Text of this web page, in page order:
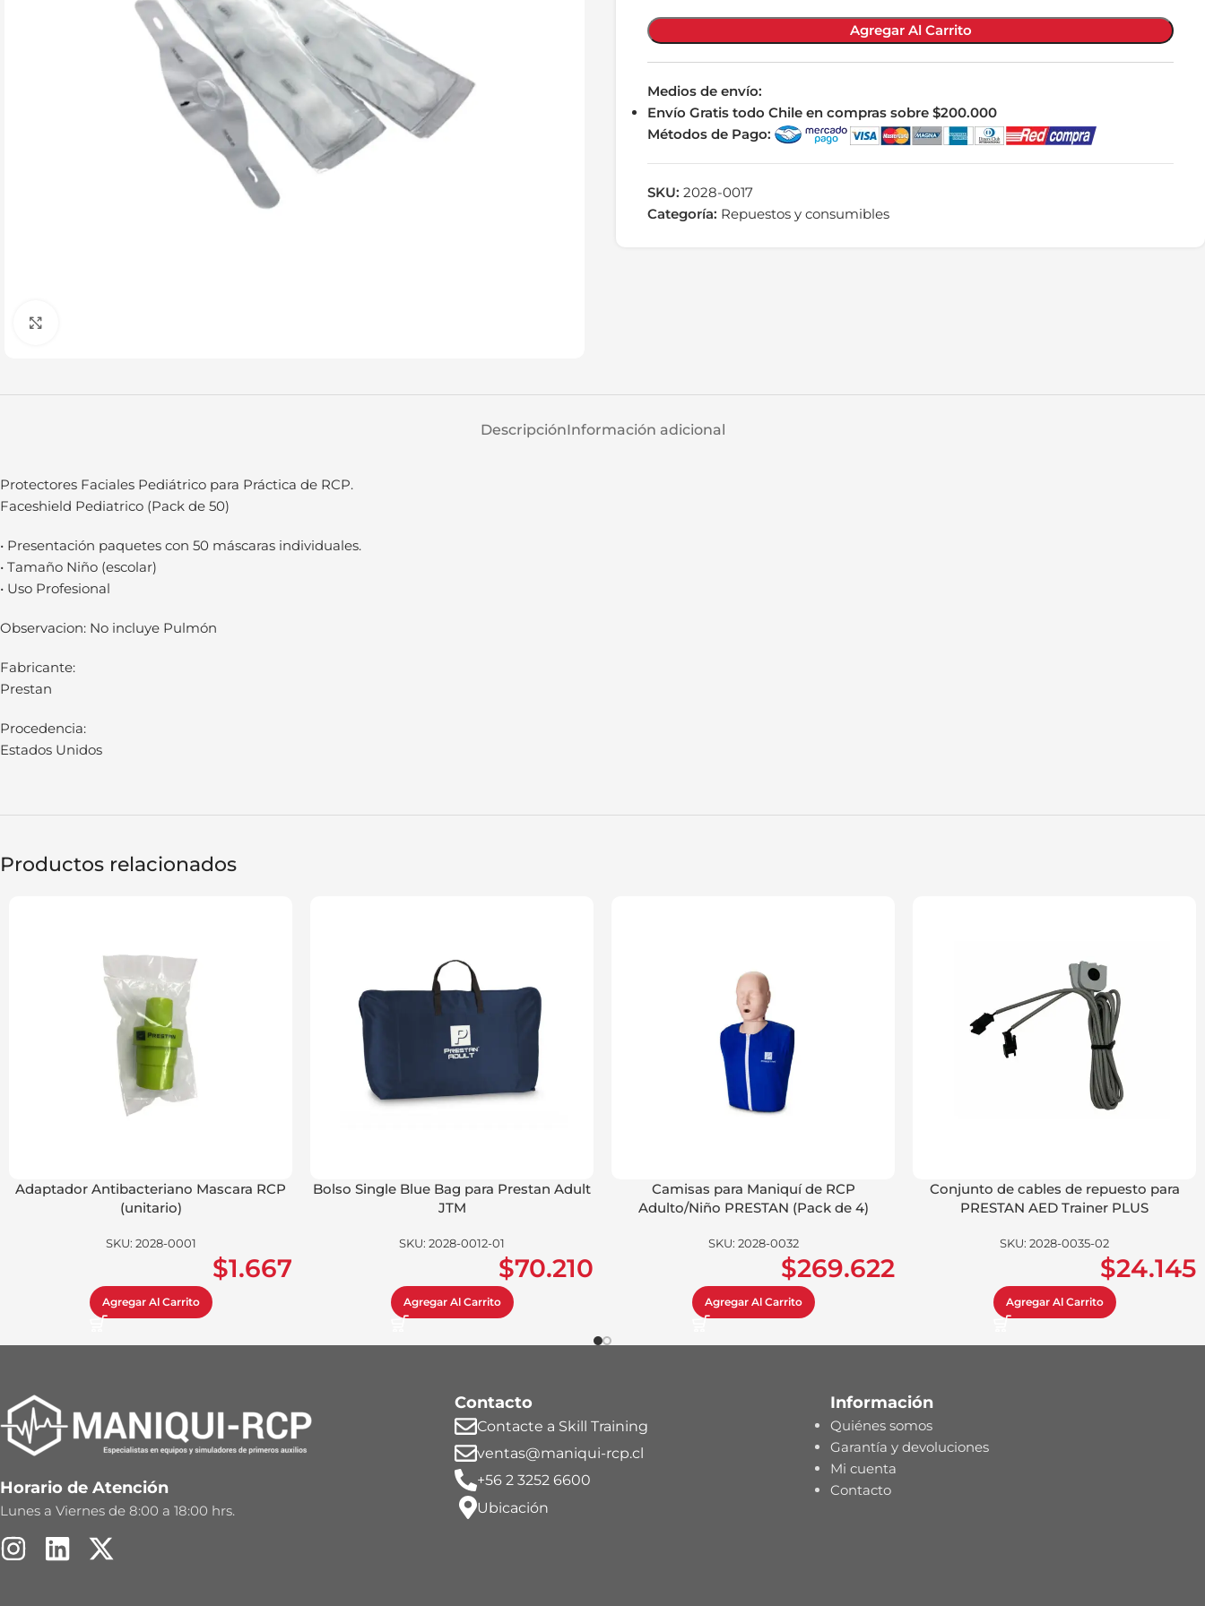
Agregar Al Carrito
Medios de envío:
Envío Gratis todo Chile en compras sobre $200.000
Métodos de Pago:
SKU: 2028-0017
Categoría: Repuestos y consumibles
DescripciónInformación adicional
Protectores Faciales Pediátrico para Práctica de RCP.
Faceshield Pediatrico (Pack de 50)
• Presentación paquetes con 50 máscaras individuales.
• Tamaño Niño (escolar)
• Uso Profesional
Observacion: No incluye Pulmón
Fabricante:
Prestan
Procedencia:
Estados Unidos
Productos relacionados
Adaptador Antibacteriano Mascara RCP
(unitario)
SKU: 2028-0001
$1.667
Agregar Al Carrito
Bolso Single Blue Bag para Prestan Adult
JTM
SKU: 2028-0012-01
$70.210
Agregar Al Carrito
Camisas para Maniquí de RCP
Adulto/Niño PRESTAN (Pack de 4)
SKU: 2028-0032
$269.622
Agregar Al Carrito
Conjunto de cables de repuesto para
PRESTAN AED Trainer PLUS
SKU: 2028-0035-02
$24.145
Agregar Al Carrito
Horario de Atención
Lunes a Viernes de 8:00 a 18:00 hrs.
Contacto
Contacte a Skill Training
ventas@maniqui-rcp.cl
+56 2 3252 6600
Ubicación
Información
Quiénes somos
Garantía y devoluciones
Mi cuenta
Contacto